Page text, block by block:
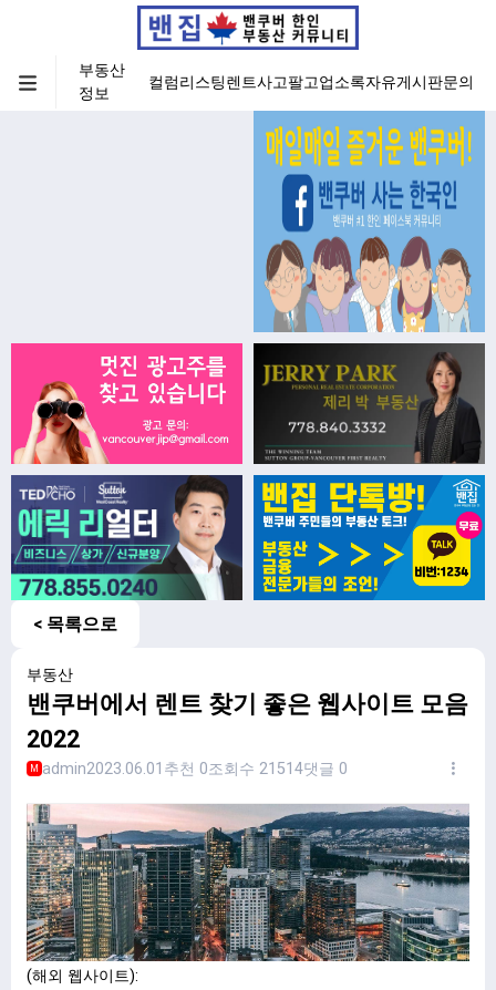
부동산
정보
컬럼리스팅렌트사고팔고업소록자유게시판문의
< 목록으로
부동산
밴쿠버에서 렌트 찾기 좋은 웹사이트 모음
2022
M admin2023.06.01 추천 0조회수 21514댓글 0
(해외 웹사이트):